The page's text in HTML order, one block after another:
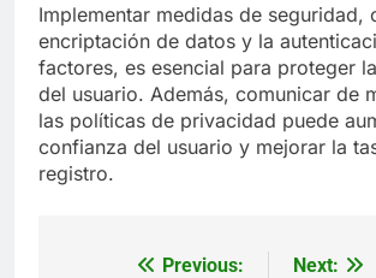
Implementar medidas de seguridad,
encriptación de datos y la
factores, es esencial para proteger
del usuario. Además, comunicar de
las políticas de privacidad puede
confianza del usuario y mejorar la
registro.
Previous:
Next: